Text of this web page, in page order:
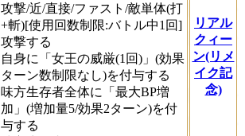
リアル
クィー
ン(リメ
イク記
念)
攻撃/近/直接/ファスト/敵単体(打
+斬)[使用回数制限:バトル中1回]
攻撃する
自身に「女王の威厳(1回)」(効果
ターン数制限なし)を付与する
味方生存者全体に「最大BP増
加」(増加量5/効果2ターン)を付
与する